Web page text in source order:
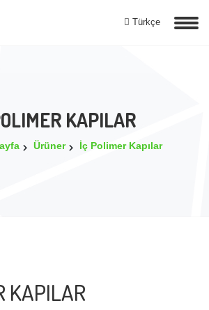
Türkçe
KAPILAR
Ürüner İç Polimer Kapılar
KAPILAR